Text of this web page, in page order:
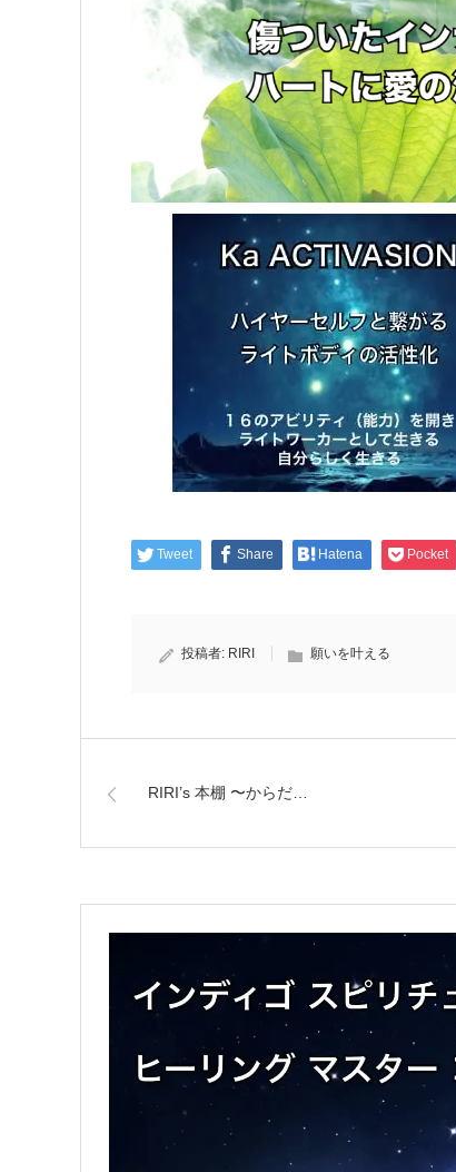
Tweet Share Hatena Pocket
投稿者: RIRI 願いを叶える
RIRI’s 本棚 〜からだ…